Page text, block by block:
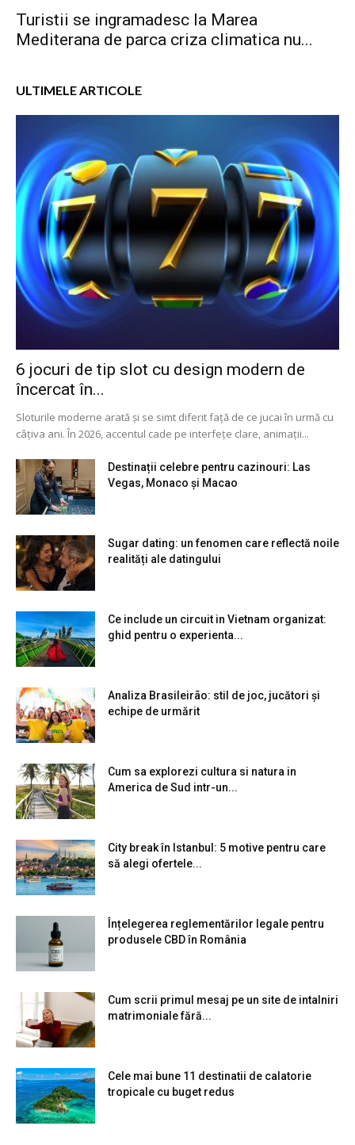
Turistii se ingramadesc la Marea
Mediterana de parca criza climatica nu...
ULTIMELE ARTICOLE
6 jocuri de tip slot cu design modern de
încercat în...
Sloturile moderne arată și se simt diferit față de ce jucai în urmă cu
câțiva ani. În 2026, accentul cade pe interfețe clare, animații...
Destinații celebre pentru cazinouri: Las
Vegas, Monaco și Macao
Sugar dating: un fenomen care reflectă noile
realități ale datingului
Ce include un circuit in Vietnam organizat:
ghid pentru o experienta...
Analiza Brasileirão: stil de joc, jucători și
echipe de urmărit
Cum sa explorezi cultura si natura in
America de Sud intr-un...
City break în Istanbul: 5 motive pentru care
să alegi ofertele...
Înțelegerea reglementărilor legale pentru
produsele CBD în România
Cum scrii primul mesaj pe un site de intalniri
matrimoniale fără...
Cele mai bune 11 destinatii de calatorie
tropicale cu buget redus